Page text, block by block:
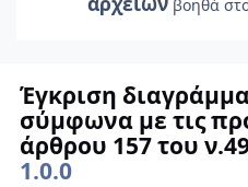
βοηθά
Έγκριση
σύμφωνα με τις
άρθρου 157 του
1.0.0